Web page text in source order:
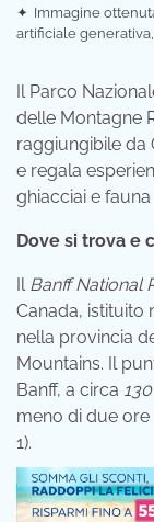
✦ Immagine
artificiale
Il Parco
delle Montagne
raggiungibile da
e regala
ghiacciai e
Dove si trova e
Il Banff National
Canada, istituito
nella provincia
Mountains. Il
Banff, a circa
meno di due
1).